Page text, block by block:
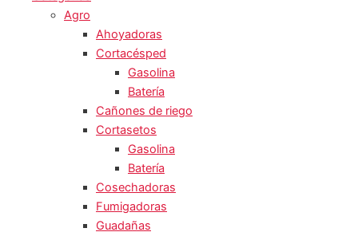
Agro
Ahoyadoras
Cortacésped
Gasolina
Batería
Cañones de riego
Cortasetos
Gasolina
Batería
Cosechadoras
Fumigadoras
Guadañas